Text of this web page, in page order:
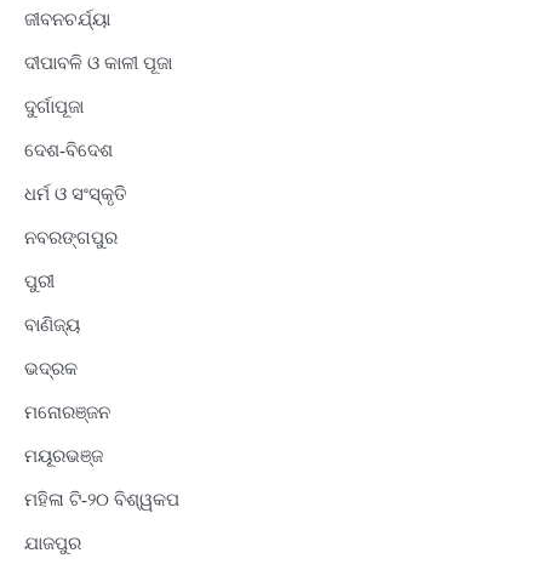
ଜୀବନଚର୍ଯ୍ୟା
ଦୀପାବଳି ଓ କାଳୀ ପୂଜା
ଦୁର୍ଗାପୂଜା
ଦେଶ-ବିଦେଶ
ଧର୍ମ ଓ ସଂସ୍କୃତି
ନବରଙ୍ଗପୁର
ପୁରୀ
ବାଣିଜ୍ୟ
ଭଦ୍ରକ
ମନୋରଞ୍ଜନ
ମୟୂରଭଞ୍ଜ
ମହିଳା ଟି-୨୦ ବିଶ୍ୱକପ
ଯାଜପୁର